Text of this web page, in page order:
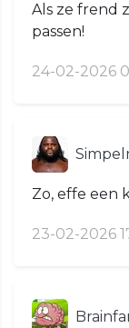
Als ze frend
passen!
24-02-2026
Zo, effe een
23-02-2026